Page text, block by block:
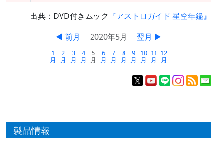
出典：DVD付きムック 『アストロガイド 星空年鑑』
◀ 前月
2020年5月 翌月 ▶
1
月
2
月
3
月
4
月
5
月
6
月
7
月
8
月
9
月
10
月
11
月
12
月
製品情報